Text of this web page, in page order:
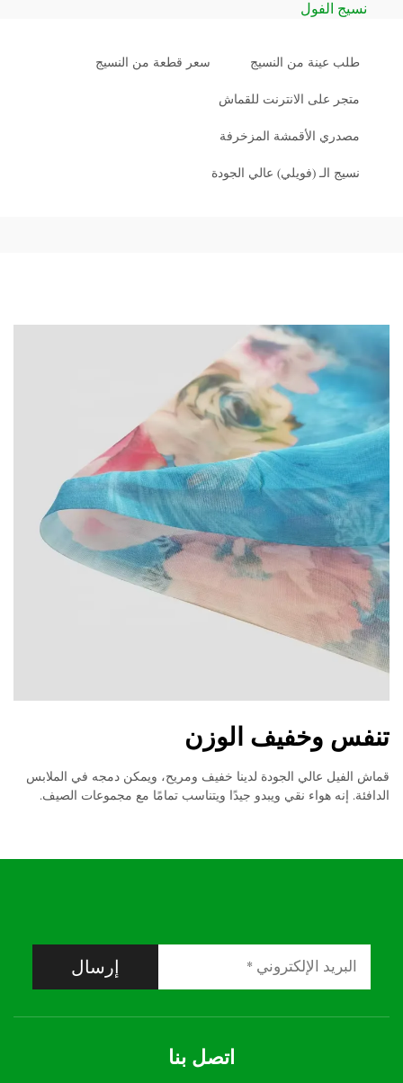
نسيج الفول
طلب عينة من النسيج سعر قطعة من النسيج
متجر على الانترنت للقماش
مصدري الأقمشة المزخرفة
نسيج الـ (فويلي) عالي الجودة
تنفس وخفيف الوزن
قماش الفيل عالي الجودة لدينا خفيف ومريح، ويمكن دمجه في الملابس
الدافئة. إنه هواء نقي ويبدو جيدًا ويتناسب تمامًا مع مجموعات الصيف.
إرسال
اتصل بنا